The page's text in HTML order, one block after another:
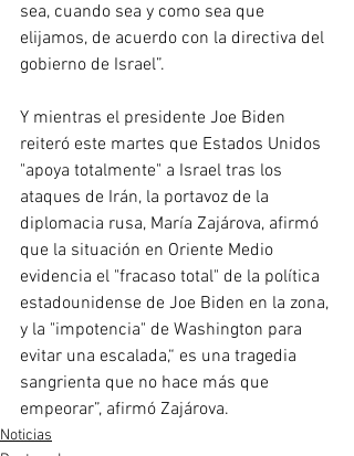
sea, cuando sea y como sea que
elijamos, de acuerdo con la directiva del
gobierno de Israel”.
Y mientras el presidente Joe Biden
reiteró este martes que Estados Unidos
"apoya totalmente" a Israel tras los
ataques de Irán, la portavoz de la
diplomacia rusa, María Zajárova, afirmó
que la situación en Oriente Medio
evidencia el "fracaso total" de la política
estadounidense de Joe Biden en la zona,
y la "impotencia" de Washington para
evitar una escalada,“ es una tragedia
sangrienta que no hace más que
empeorar”, afirmó Zajárova.
Noticias